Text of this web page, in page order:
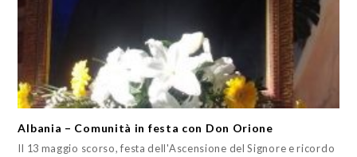
Albania – Comunità in festa con Don Orione
Il 13 maggio scorso, festa dell'Ascensione del Signore e ricordo